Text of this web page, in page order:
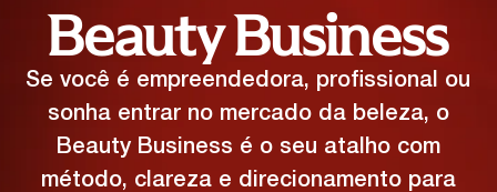
Beauty Business
Se você é empreendedora, profissional ou
sonha entrar no mercado da beleza, o
Beauty Business é o seu atalho com
método, clareza e direcionamento para